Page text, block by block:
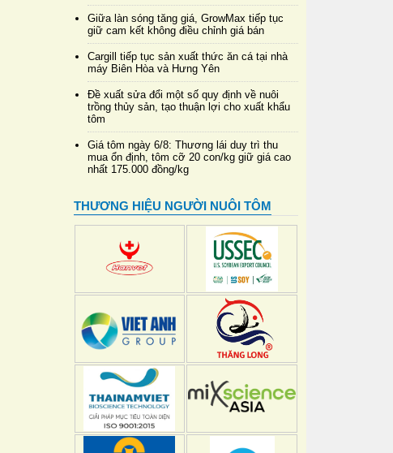
Giữa làn sóng tăng giá, GrowMax tiếp tục
giữ cam kết không điều chỉnh giá bán
Cargill tiếp tục sản xuất thức ăn cá tại nhà
máy Biên Hòa và Hưng Yên
Đề xuất sửa đổi một số quy định về nuôi
trồng thủy sản, tạo thuận lợi cho xuất khẩu
tôm
Giá tôm ngày 6/8: Thương lái duy trì thu
mua ổn định, tôm cỡ 20 con/kg giữ giá cao
nhất 175.000 đồng/kg
THƯƠNG HIỆU NGƯỜI NUÔI TÔM